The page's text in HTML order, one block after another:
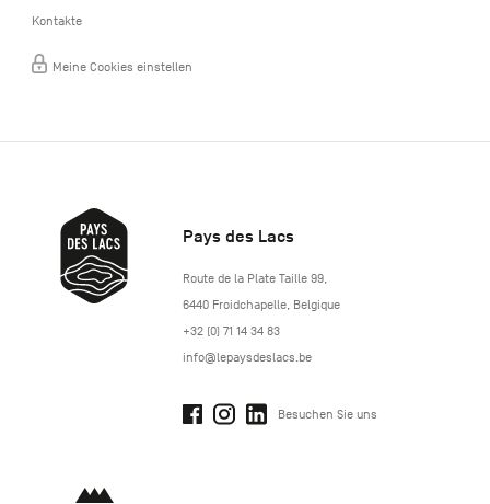
Kontakte
Meine Cookies einstellen
Pays des Lacs
http://www.lepaysdeslacs.be/
Route de la Plate Taille 99,
6440 Froidchapelle, Belgique
+32 (0) 71 14 34 83
info@lepaysdeslacs.be
Besuchen Sie uns